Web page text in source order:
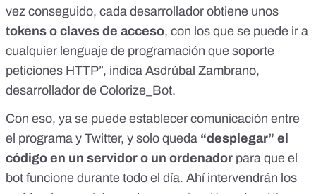
vez conseguido, cada desarrollador obtiene unos
tokens o claves de acceso, con los que se puede ir a
cualquier lenguaje de programación que soporte
peticiones HTTP”, indica Asdrúbal Zambrano,
desarrollador de Colorize_Bot.
Con eso, ya se puede establecer comunicación entre
el programa y Twitter, y solo queda “desplegar” el
código en un servidor o un ordenador para que el
bot funcione durante todo el día. Ahí intervendrán los